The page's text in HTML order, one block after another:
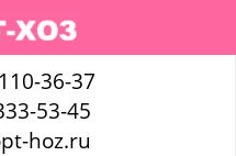
36-37
53-45
hoz.ru